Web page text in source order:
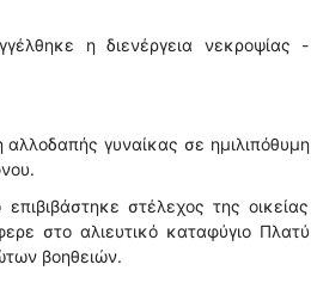
η διενέργεια νεκροψίας -
γυναίκας σε ημιλιπόθυμη
στέλεχος της οικείας
στο αλιευτικό καταφύγιο Πλατύ
βοηθειών.